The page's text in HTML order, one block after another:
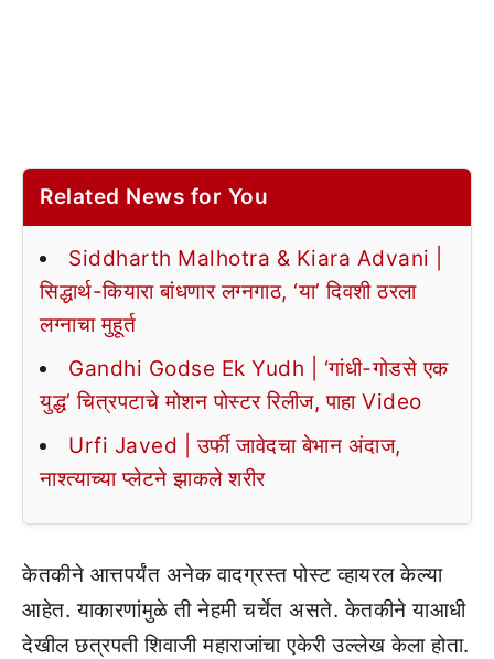
Related News for You
Siddharth Malhotra & Kiara Advani |
सिद्धार्थ-कियारा बांधणार लग्नगाठ, ‘या’ दिवशी ठरला
लग्नाचा मुहूर्त
Gandhi Godse Ek Yudh | ‘गांधी-गोडसे एक
युद्ध’ चित्रपटाचे मोशन पोस्टर रिलीज, पाहा Video
Urfi Javed | उर्फी जावेदचा बेभान अंदाज,
नाश्त्याच्या प्लेटने झाकले शरीर
केतकीने आत्तपर्यंत अनेक वादग्रस्त पोस्ट व्हायरल केल्या
आहेत. याकारणांमुळे ती नेहमी चर्चेत असते. केतकीने याआधी
देखील छत्रपती शिवाजी महाराजांचा एकेरी उल्लेख केला होता.